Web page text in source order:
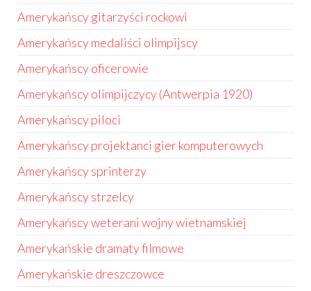
Amerykańscy gitarzyści rockowi
Amerykańscy medaliści olimpijscy
Amerykańscy oficerowie
Amerykańscy olimpijczycy (Antwerpia 1920)
Amerykańscy piloci
Amerykańscy projektanci gier komputerowych
Amerykańscy sprinterzy
Amerykańscy strzelcy
Amerykańscy weterani wojny wietnamskiej
Amerykańskie dramaty filmowe
Amerykańskie dreszczowce